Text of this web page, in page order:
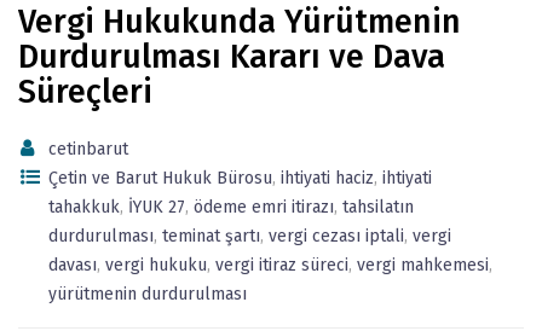
Vergi Hukukunda Yürütmenin
Durdurulması Kararı ve Dava
Süreçleri
cetinbarut
Çetin ve Barut Hukuk Bürosu, ihtiyati haciz, ihtiyati
tahakkuk, İYUK 27, ödeme emri itirazı, tahsilatın
durdurulması, teminat şartı, vergi cezası iptali, vergi
davası, vergi hukuku, vergi itiraz süreci, vergi mahkemesi,
yürütmenin durdurulması